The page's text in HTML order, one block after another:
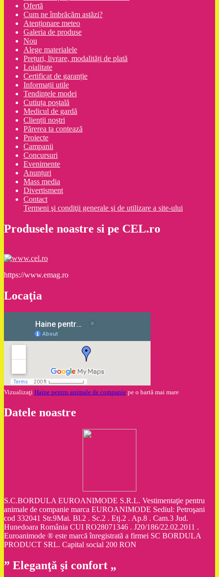
Ofertă
Cum ne îmbrăcăm astăzi?
Atenționare meteo
Galeria de produse
Nou
Alege materialele
Prețuri, livrare, modalități de plată
Loialitate
Certificat de garanție
Informații utile
Tendințele modei
Cutiuța poștală
Medicul de gardă
Clienții noștri
Părerea ta contează
Proiecte
Campanii
Concursuri
Evenimente
Anunțuri
Mass media
Divertisment
Contact
Termeni şi condiţii generale şi de utilizare a site-ului
Produsele noastre si pe CEL.ro
https://www.emag.ro
Locaţia
Vizualizaţi Haine pentru animale de companie pe o hartă mai mare
Datele noastre
S.C.BORDULA EUROANIMODE S.R.L. Vestimentaţie pentru
animale de companie marca EUROANIMODE Sediul: Petroşani
cod 332041 Str.9Mai. Bl.2 . Sc.2 . Etj.2 . Ap.8 . Cam.3 Jud.
Hunedoara România CUI RO28071346 . J20/186/22.02.2011 .
Euroanimode ® este marcă înregistrată a firmei SC BORDULA
PRODUCT SRL. Capital social 200 RON
” Eleganţă şi confort „